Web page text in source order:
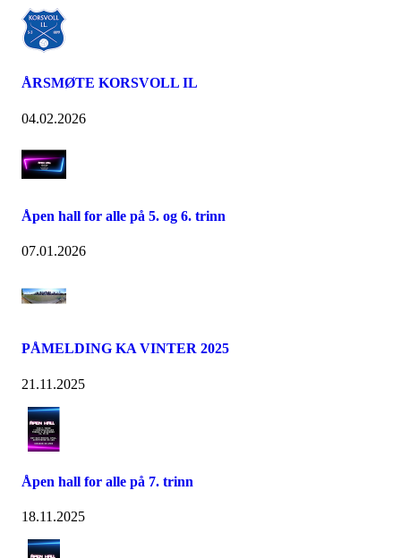
ÅRSMØTE KORSVOLL IL
04.02.2026
Åpen hall for alle på 5. og 6. trinn
07.01.2026
PÅMELDING KA VINTER 2025
21.11.2025
Åpen hall for alle på 7. trinn
18.11.2025